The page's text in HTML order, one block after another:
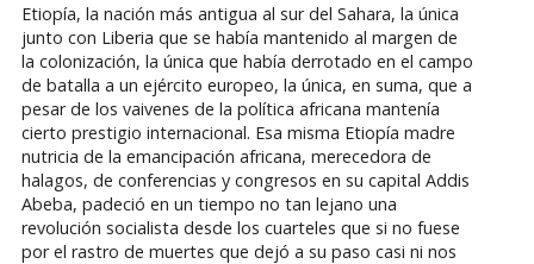
Etiopía, la nación más antigua al sur del Sahara, la única
junto con Liberia que se había mantenido al margen de
la colonización, la única que había derrotado en el campo
de batalla a un ejército europeo, la única, en suma, que a
pesar de los vaivenes de la política africana mantenía
cierto prestigio internacional. Esa misma Etiopía madre
nutricia de la emancipación africana, merecedora de
halagos, de conferencias y congresos en su capital Addis
Abeba, padeció en un tiempo no tan lejano una
revolución socialista desde los cuarteles que si no fuese
por el rastro de muertes que dejó a su paso casi ni nos